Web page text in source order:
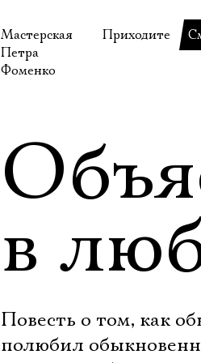
Мастерская
Петра
Фоменко
Приходите
Правила
Как добраться
в
Повесть о том, как
полюбил